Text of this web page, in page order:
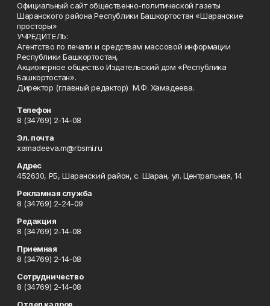
Официальный сайт общественно-политической газеты
Шаранского района Республики Башкортостан «Шаранские
просторы»
УЧРЕДИТЕЛЬ:
Агентство по печати и средствам массовой информации
Республики Башкортостан,
Акционерное общество Издательский дом «Республика
Башкортостан».
Директор (главный редактор) М.Ф. Хамадеева.
Телефон
8 (34769) 2-14-08
Эл. почта
xamadeeva.m@rbsmi.ru
Адрес
452630, РБ, Шаранский район, с. Шаран, ул. Центральная, 14
Рекламная служба
8 (34769) 2-24-09
Редакция
8 (34769) 2-14-08
Приемная
8 (34769) 2-14-08
Сотрудничество
8 (34769) 2-14-08